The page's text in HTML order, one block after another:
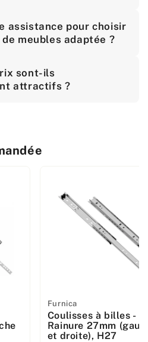
assistance pour choisir
meubles adaptée ?
sont-ils
attractifs ?
Fabricant
:
Furnica
Coulisses à billes -
Rainure 27mm
et droite), H27